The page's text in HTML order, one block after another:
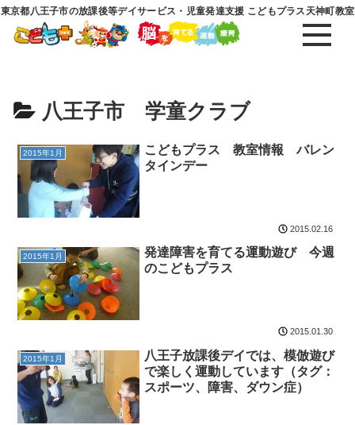
東京都八王子市の放課後等デイサービス・児童発達支援 こどもプラス天神町教室
八王子市 学童クラブ
2015年1月
こどもプラス 教室情報 バレン
タインデー
2015.02.16
2015年1月
発達障害を育てる運動遊び 今週
のこどもプラス
2015.01.30
2015年1月
八王子放課後デイでは、模倣遊び
で楽しく運動しています（タグ：
スポーツ、障害、ダウン症）